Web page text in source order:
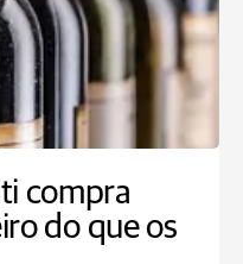
compra
do que os